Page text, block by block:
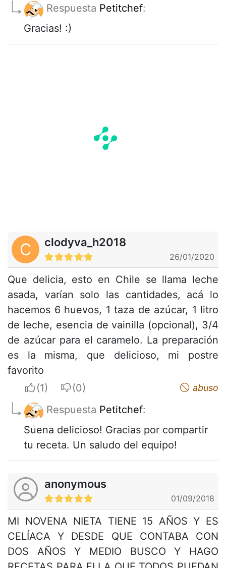
Respuesta Petitchef:
Gracias! :)
C clodyva_h2018
26/01/2020
Que delicia, esto en Chile se llama leche
asada, varían solo las cantidades, acá lo
hacemos 6 huevos, 1 taza de azúcar, 1 litro
de leche, esencia de vainilla (opcional), 3/4
de azúcar para el caramelo. La preparación
es la misma, que delicioso, mi postre
favorito
I apreciateI do not appreciate abuso
Respuesta Petitchef:
Suena delicioso! Gracias por compartir
tu receta. Un saludo del equipo!
anonymous
01/09/2018
MI NOVENA NIETA TIENE 15 AÑOS Y ES
CELÍACA Y DESDE QUE CONTABA CON
DOS AÑOS Y MEDIO BUSCO Y HAGO